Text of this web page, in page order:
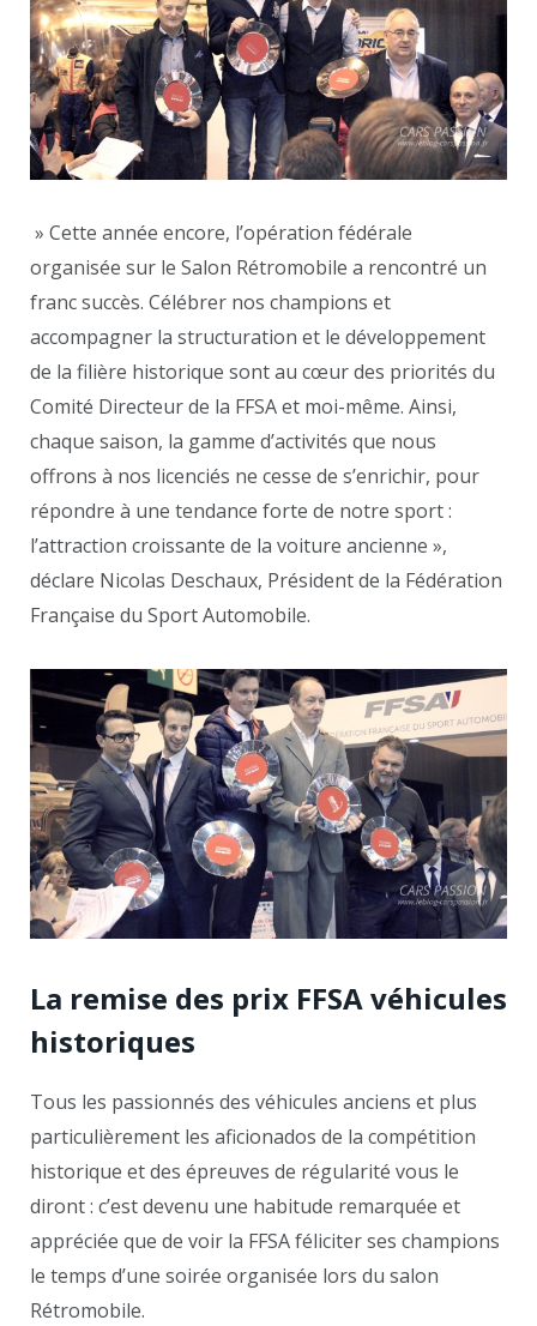
» Cette année encore, l’opération fédérale
organisée sur le Salon Rétromobile a rencontré un
franc succès. Célébrer nos champions et
accompagner la structuration et le développement
de la filière historique sont au cœur des priorités du
Comité Directeur de la FFSA et moi-même. Ainsi,
chaque saison, la gamme d’activités que nous
offrons à nos licenciés ne cesse de s’enrichir, pour
répondre à une tendance forte de notre sport :
l’attraction croissante de la voiture ancienne »,
déclare Nicolas Deschaux, Président de la Fédération
Française du Sport Automobile.
La remise des prix FFSA véhicules
historiques
Tous les passionnés des véhicules anciens et plus
particulièrement les aficionados de la compétition
historique et des épreuves de régularité vous le
diront : c’est devenu une habitude remarquée et
appréciée que de voir la FFSA féliciter ses champions
le temps d’une soirée organisée lors du salon
Rétromobile.